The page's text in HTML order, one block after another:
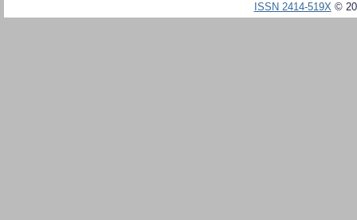
ISSN 2414-519X©